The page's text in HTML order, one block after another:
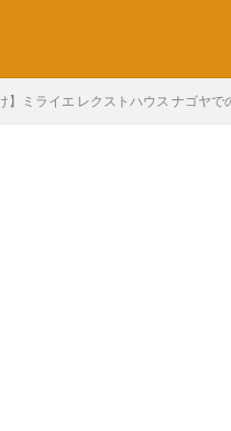
】ミライエ レクストハウス ナゴヤで